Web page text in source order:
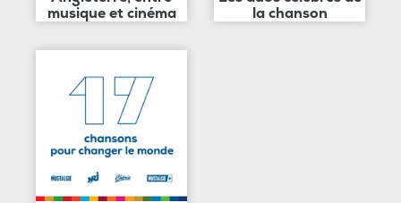
musique et cinéma
la chanson